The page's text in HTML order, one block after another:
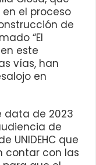
el proceso
de
“El
este
vías, han
en
data de 2023
de
UNIDEHC que
contar con las